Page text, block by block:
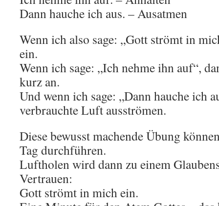
Dann hauche ich aus. – Ausatmen
Wenn ich also sage: „Gott strömt in
ein.
Wenn ich sage: „Ich nehme ihn auf“,
kurz an.
Und wenn ich sage: „Dann hauche ich
verbrauchte Luft ausströmen.
Diese bewusst machende Übung
Tag durchführen.
Luftholen wird dann zu einem
Vertrauen:
Gott strömt in mich ein.